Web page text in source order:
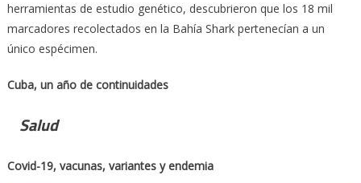
herramientas de estudio genético, descubrieron que los 18 mil
marcadores recolectados en la Bahía Shark pertenecían a un
único espécimen.
Cuba, un año de continuidades
Salud
Covid-19, vacunas, variantes y endemia